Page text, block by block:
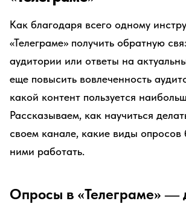
Как благодаря всего одному
«Телеграме» получить обратную
аудитории или ответы на
еще повысить вовлеченность
какой контент пользуется
Рассказываем, как научиться
своем канале, какие виды
ними работать.
Опросы в «Телеграме» —